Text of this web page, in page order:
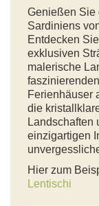
Genießen Sie
Sardiniens
Entdecken
exklusiven
malerische
Ferienhäuser
die
Landschaften
einzigartigen
Hier zum
Lentischi